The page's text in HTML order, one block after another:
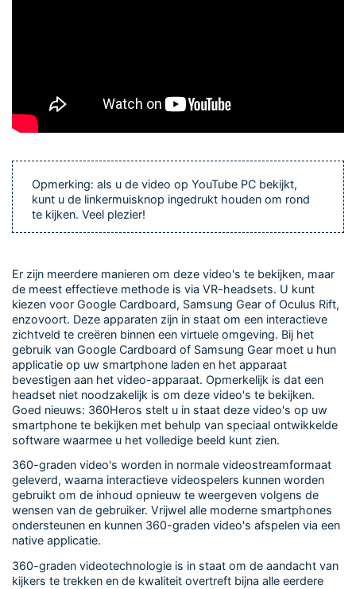
Opmerking: als u de video op YouTube PC bekijkt,
kunt u de linkermuisknop ingedrukt houden om rond
te kijken. Veel plezier!
Er zijn meerdere manieren om deze video's te bekijken, maar
de meest effectieve methode is via VR-headsets. U kunt
kiezen voor Google Cardboard, Samsung Gear of Oculus Rift,
enzovoort. Deze apparaten zijn in staat om een interactieve
zichtveld te creëren binnen een virtuele omgeving. Bij het
gebruik van Google Cardboard of Samsung Gear moet u hun
applicatie op uw smartphone laden en het apparaat
bevestigen aan het video-apparaat. Opmerkelijk is dat een
headset niet noodzakelijk is om deze video's te bekijken.
Goed nieuws: 360Heros stelt u in staat deze video's op uw
smartphone te bekijken met behulp van speciaal ontwikkelde
software waarmee u het volledige beeld kunt zien.
360-graden video's worden in normale videostreamformaat
geleverd, waarna interactieve videospelers kunnen worden
gebruikt om de inhoud opnieuw te weergeven volgens de
wensen van de gebruiker. Vrijwel alle moderne smartphones
ondersteunen en kunnen 360-graden video's afspelen via een
native applicatie.
360-graden videotechnologie is in staat om de aandacht van
kijkers te trekken en de kwaliteit overtreft bijna alle eerdere